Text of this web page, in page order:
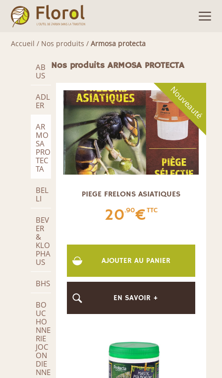
Accueil / Nos produits /Armosa protecta
AB
US
ADL
ER
AR
MO
SA
PRO
TEC
TA
BEL
LI
BEV
ER
&
KLO
PHA
US
BHS
BO
UC
HO
NNE
RIE
JOC
ON
DIE
NNE
Nos produits ARMOSA PROTECTA
Nouveauté
PIEGE FRELONS ASIATIQUES
20.90€TTC
AJOUTER AU PANIER
EN SAVOIR +